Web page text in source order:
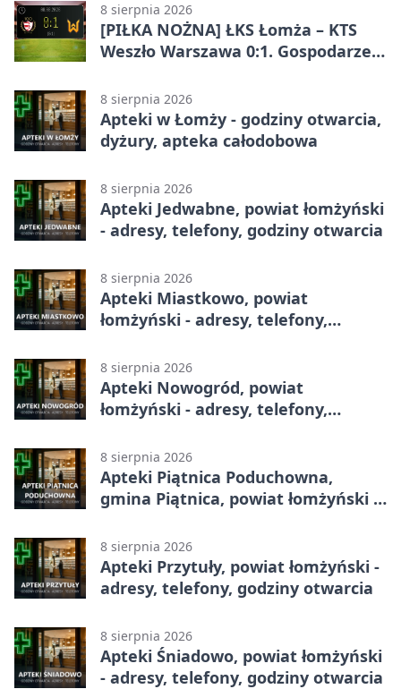
8 sierpnia 2026
[PIŁKA NOŻNA] ŁKS Łomża – KTS
Weszło Warszawa 0:1. Gospodarze
1 (Grupa I)
8 sierpnia 2026
Apteki w Łomży - godziny otwarcia,
dyżury, apteka całodobowa
8 sierpnia 2026
Apteki Jedwabne, powiat łomżyński
- adresy, telefony, godziny otwarcia
8 sierpnia 2026
Apteki Miastkowo, powiat
łomżyński - adresy, telefony,
8 sierpnia 2026
Apteki Nowogród, powiat
łomżyński - adresy, telefony,
8 sierpnia 2026
Apteki Piątnica Poduchowna,
gmina Piątnica, powiat łomżyński -
8 sierpnia 2026
Apteki Przytuły, powiat łomżyński -
adresy, telefony, godziny otwarcia
8 sierpnia 2026
Apteki Śniadowo, powiat łomżyński
- adresy, telefony, godziny otwarcia